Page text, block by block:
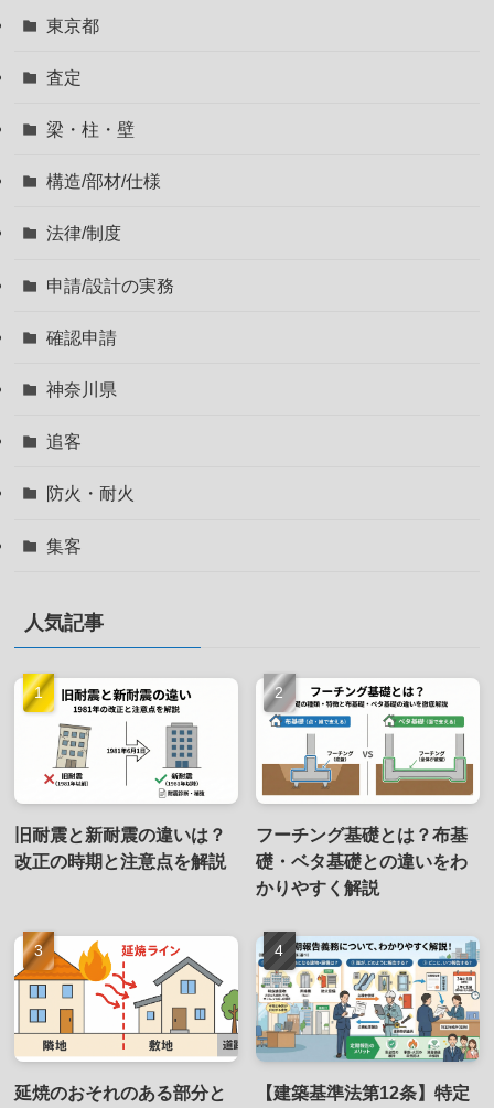
東京都
査定
梁・柱・壁
構造/部材/仕様
法律/制度
申請/設計の実務
確認申請
神奈川県
追客
防火・耐火
集客
人気記事
旧耐震と新耐震の違いは？
改正の時期と注意点を解説
フーチング基礎とは？布基
礎・ベタ基礎との違いをわ
かりやすく解説
延焼のおそれのある部分と
【建築基準法第12条】特定